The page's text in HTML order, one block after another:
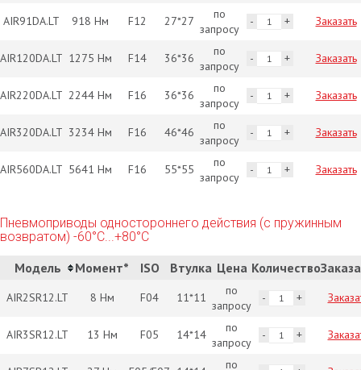
AIR91DA.LT 918 Нм F12 27*27
по
запросу
Заказать
AIR120DA.LT 1275 Нм F14 36*36
по
запросу
Заказать
AIR220DA.LT 2244 Нм F16 36*36
по
запросу
Заказать
AIR320DA.LT 3234 Нм F16 46*46
по
запросу
Заказать
AIR560DA.LT 5641 Нм F16 55*55
по
запросу
Заказать
Пневмоприводы одностороннего действия (с пружинным
возвратом) -60°С...+80°С
Модель Момент* ISO Втулка Цена Количество
AIR2SR12.LT 8 Нм F04 11*11
по
запросу
AIR3SR12.LT 13 Нм F05 14*14
по
запросу
по